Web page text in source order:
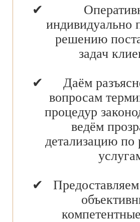
индивидуально
решению
задач
Даём
вопросам
процедур
ведём
детализацию по